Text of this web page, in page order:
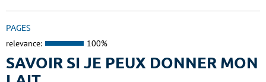
PAGES
relevance: 100%
SAVOIR SI JE PEUX DONNER MON